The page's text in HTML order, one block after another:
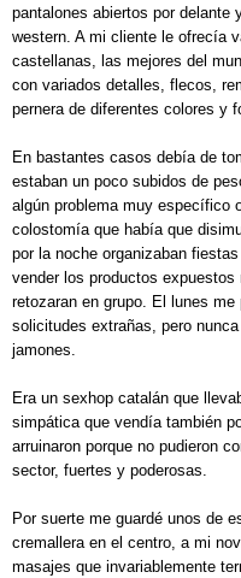
pantalones abiertos por delante
western. A mi cliente le ofrecía
castellanas, las mejores del
con variados detalles, flecos,
pernera de diferentes colores y
En bastantes casos debía de
estaban un poco subidos de
algún problema muy específico
colostomía que había que
por la noche organizaban
vender los productos
retozaran en grupo. El lunes
solicitudes extrañas, pero
jamones.
Era un sexhop catalán que
simpática que vendía también
arruinaron porque no pudieron
sector, fuertes y poderosas.
Por suerte me guardé unos de
cremallera en el centro, a mi
masajes que invariablemente